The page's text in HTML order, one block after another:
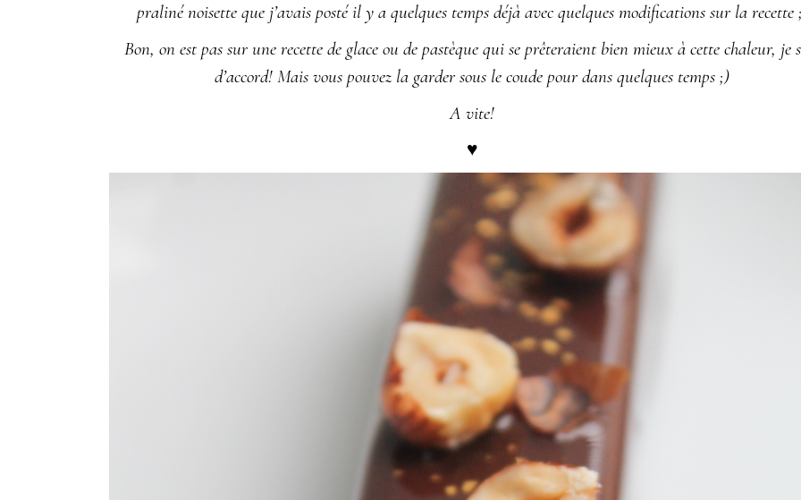
praliné noisette que j’avais posté il y a quelques temps déjà avec quelques modifications sur la recette
Bon, on est pas sur une recette de glace ou de pastèque qui se prêteraient bien mieux à cette chaleur, je
d’accord! Mais vous pouvez la garder sous le coude pour dans quelques temps ;)
A vite!
♥